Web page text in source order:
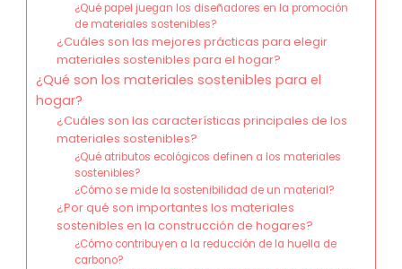
¿Qué papel juegan los diseñadores en la promoción
de materiales sostenibles?
¿Cuáles son las mejores prácticas para elegir
materiales sostenibles para el hogar?
¿Qué son los materiales sostenibles para el
hogar?
¿Cuáles son las características principales de los
materiales sostenibles?
¿Qué atributos ecológicos definen a los materiales
sostenibles?
¿Cómo se mide la sostenibilidad de un material?
¿Por qué son importantes los materiales
sostenibles en la construcción de hogares?
¿Cómo contribuyen a la reducción de la huella de
carbono?